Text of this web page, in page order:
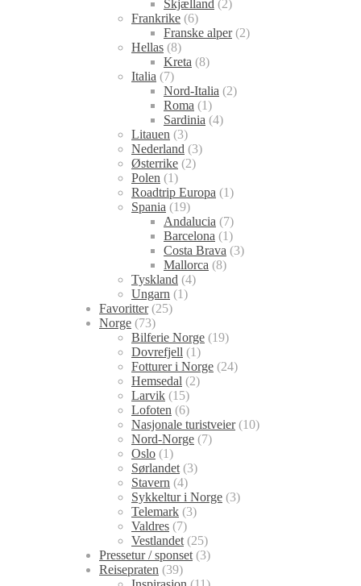
Skjælland (2)
Frankrike (6)
Franske alper(2)
Hellas (8)
Kreta (8)
Italia (7)
Nord-Italia (2)
Roma (1)
Sardinia (4)
Litauen (3)
Nederland (3)
Østerrike (2)
Polen (1)
Roadtrip Europa (1)
Spania (19)
Andalucia (7)
Barcelona (1)
Costa Brava (3)
Mallorca (8)
Tyskland (4)
Ungarn (1)
Favoritter(25)
Norge (73)
Bilferie Norge (19)
Dovrefjell (1)
Fotturer i Norge (24)
Hemsedal (2)
Larvik (15)
Lofoten (6)
Nasjonale turistveier(10)
Nord-Norge (7)
Oslo (1)
Sørlandet (3)
Stavern (4)
Sykkeltur i Norge (3)
Telemark (3)
Valdres (7)
Vestlandet (25)
Pressetur / sponset (3)
Reisepraten (39)